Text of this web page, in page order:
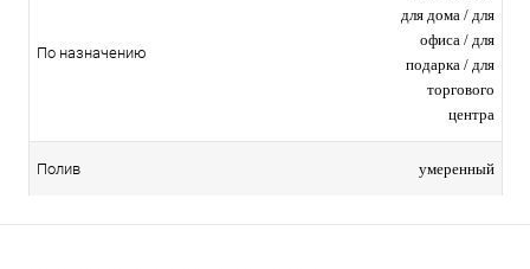
По назначению
для дома / для
офиса / для
подарка / для
торгового
центра
Полив умеренный